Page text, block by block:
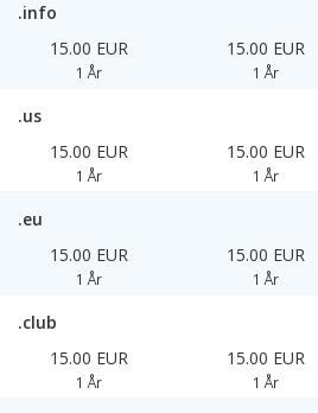
.info
15.00 EUR
1 År
15.00 EUR
1 År
.us
15.00 EUR
1 År
15.00 EUR
1 År
.eu
15.00 EUR
1 År
15.00 EUR
1 År
.club
15.00 EUR
1 År
15.00 EUR
1 År